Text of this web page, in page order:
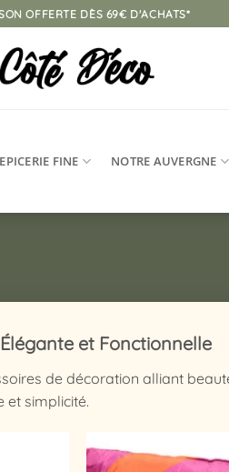
OFFERTE DÈS 69€ D'ACHATS*
EPICERIE FINE NOTRE AUVERGNE
et Fonctionnelle
de décoration alliant
et simplicité.